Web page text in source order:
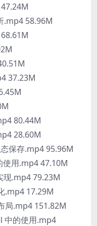
.mp4 58.96M
37.23M
80.44M
28.60M
保存.mp4 95.96M
用.mp4 47.10M
现.mp4 79.23M
.mp4 17.29M
局.mp4 151.82M
中的使用.mp4